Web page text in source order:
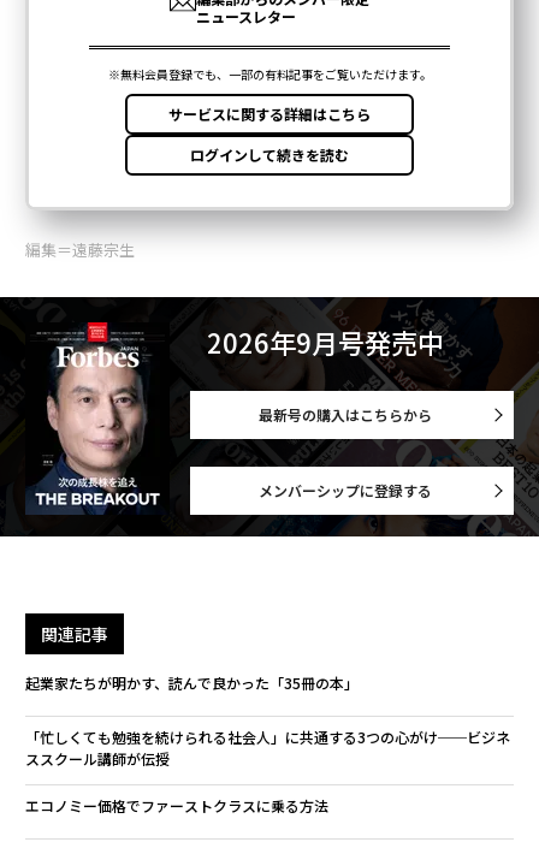
編集＝遠藤宗生
2026年9月号発売中
最新号の購入はこちらから
メンバーシップに登録する
関連記事
起業家たちが明かす、読んで良かった「35冊の本」
「忙しくても勉強を続けられる社会人」に共通する3つの心がけ──ビジネ
ススクール講師が伝授
エコノミー価格でファーストクラスに乗る方法